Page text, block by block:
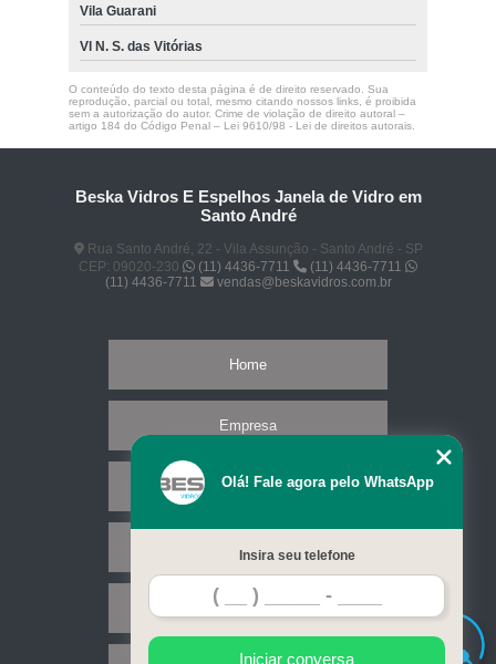
Vila Guarani
Vl N. S. das Vitórias
O conteúdo do texto desta página é de direito reservado. Sua
reprodução, parcial ou total, mesmo citando nossos links, é proibida
sem a autorização do autor. Crime de violação de direito autoral –
artigo 184 do Código Penal – Lei 9610/98 - Lei de direitos autorais.
Beska Vidros E Espelhos Janela de Vidro em
Santo André
Rua Santo André, 22 - Vila Assunção - Santo André - SP
CEP: 09020-230
(11) 4436-7711
(11) 4436-7711
(11) 4436-7711
vendas@beskavidros.com.br
Home
Empresa
Missão
Serviços
Contato
Olá! Fale agora pelo WhatsApp
Insira seu telefone
Iniciar conversa